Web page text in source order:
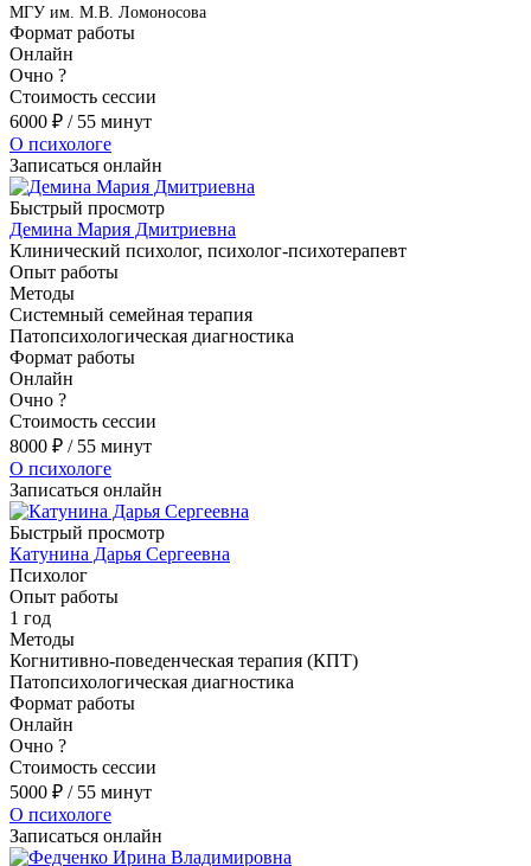
МГУ им. М.В. Ломоносова
Формат работы
Онлайн
Очно ?
Стоимость сессии
6000 ₽ / 55 минут
О психологе
Записаться онлайн
Быстрый просмотр
Демина Мария Дмитриевна
Клинический психолог, психолог-психотерапевт
Опыт работы
Методы
Системный семейная терапия
Патопсихологическая диагностика
Формат работы
Онлайн
Очно ?
Стоимость сессии
8000 ₽ / 55 минут
О психологе
Записаться онлайн
Быстрый просмотр
Катунина Дарья Сергеевна
Психолог
Опыт работы
1 год
Методы
Когнитивно-поведенческая терапия (КПТ)
Патопсихологическая диагностика
Формат работы
Онлайн
Очно ?
Стоимость сессии
5000 ₽ / 55 минут
О психологе
Записаться онлайн